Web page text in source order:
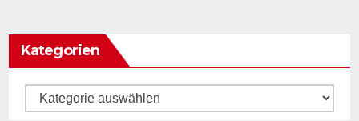
Kategorien
Kategorien